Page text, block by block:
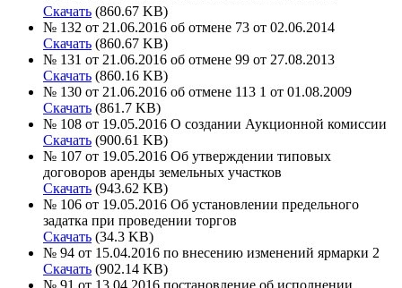
Скачать (860.67 KB)
№ 132 от 21.06.2016 об отмене 73 от 02.06.2014
Скачать (860.67 KB)
№ 131 от 21.06.2016 об отмене 99 от 27.08.2013
Скачать (860.16 KB)
№ 130 от 21.06.2016 об отмене 113 1 от 01.08.2009
Скачать (861.7 KB)
№ 108 от 19.05.2016 О создании Аукционной комиссии
Скачать (900.61 KB)
№ 107 от 19.05.2016 Об утверждении типовых
договоров аренды земельных участков
Скачать (943.62 KB)
№ 106 от 19.05.2016 Об установлении предельного
задатка при проведении торгов
Скачать (34.3 KB)
№ 94 от 15.04.2016 по внесению изменений ярмарки 2
Скачать (902.14 KB)
№ 91 от 13.04.2016 постановление об исполнении